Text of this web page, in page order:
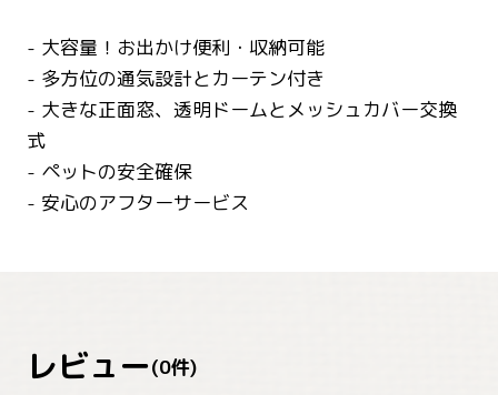
- 大容量！お出かけ便利・収納可能
- 多方位の通気設計とカーテン付き
- 大きな正面窓、透明ドームとメッシュカバー交換
式
- ペットの安全確保
- 安心のアフターサービス
レビュー(0件)